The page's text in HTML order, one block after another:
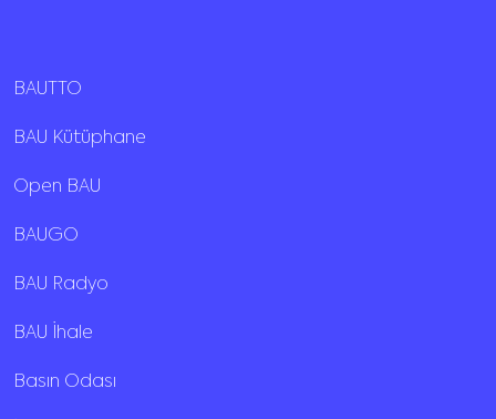
BAUTTO
BAU Kütüphane
Open BAU
BAUGO
BAU Radyo
BAU İhale
Basın Odası